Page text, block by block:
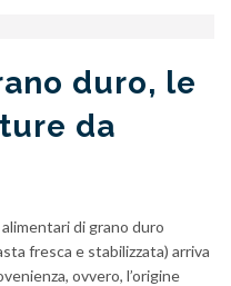
duro, le
da
di grano duro
fresca e stabilizzata) arriva
ovvero, l’origine